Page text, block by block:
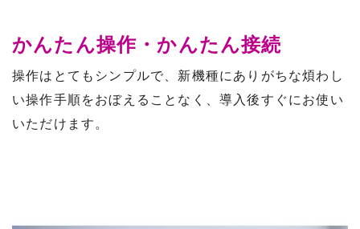
かんたん操作・かんたん接続
操作はとてもシンプルで、新機種にありがちな煩わし
い操作手順をおぼえることなく、導入後すぐにお使い
いただけます。